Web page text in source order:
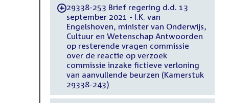
-29338-253 Brief regering d.d. 13
september 2021 - I.K. van
Engelshoven, minister van Onderwijs,
Cultuur en Wetenschap Antwoorden
op resterende vragen commissie
over de reactie op verzoek
commissie inzake fictieve verloning
van aanvullende beurzen (Kamerstuk
29338-243)